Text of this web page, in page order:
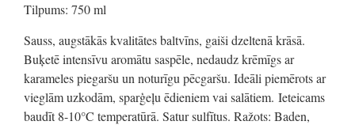
Tilpums: 750 ml
Sauss, augstākās kvalitātes baltvīns, gaiši dzeltenā krāsā.
Buķetē intensīvu aromātu saspēle, nedaudz krēmīgs ar
karameles piegaršu un noturīgu pēcgaršu. Ideāli piemērots ar
vieglām uzkodām, sparģeļu ēdieniem vai salātiem. Ieteicams
baudīt 8-10°C temperatūrā. Satur sulfītus. Ražots: Baden,